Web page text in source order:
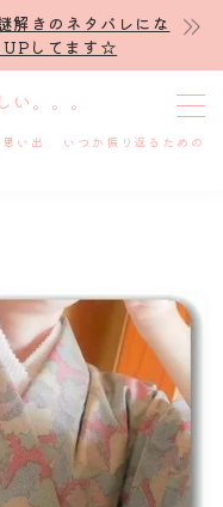
解きのネタバレにな
UPしてます☆
い。。。
思い出 いつか振り返るための